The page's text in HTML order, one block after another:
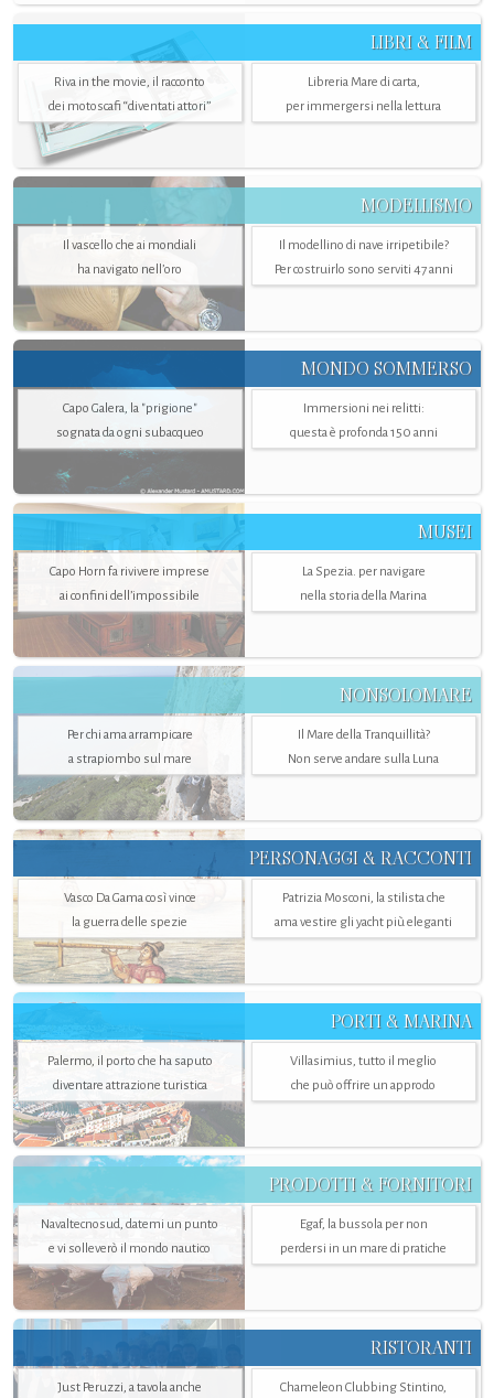
LIBRI & FILM
Riva in the movie, il racconto
dei motoscafi “diventati attori”
Libreria Mare di carta,
per immergersi nella lettura
MODELLISMO
Il vascello che ai mondiali
ha navigato nell’oro
Il modellino di nave irripetibile?
Per costruirlo sono serviti 47 anni
MONDO SOMMERSO
Capo Galera, la "prigione"
sognata da ogni subacqueo
Immersioni nei relitti:
questa è profonda 150 anni
MUSEI
Capo Horn fa rivivere imprese
ai confini dell’impossibile
La Spezia. per navigare
nella storia della Marina
NONSOLOMARE
Per chi ama arrampicare
a strapiombo sul mare
Il Mare della Tranquillità?
Non serve andare sulla Luna
PERSONAGGI & RACCONTI
Vasco Da Gama così vince
la guerra delle spezie
Patrizia Mosconi, la stilista che
ama vestire gli yacht più eleganti
PORTI & MARINA
Palermo, il porto che ha saputo
diventare attrazione turistica
Villasimius, tutto il meglio
che può offrire un approdo
PRODOTTI & FORNITORI
Navaltecnosud, datemi un punto
e vi solleverò il mondo nautico
Egaf, la bussola per non
perdersi in un mare di pratiche
RISTORANTI
Just Peruzzi, a tavola anche Chameleon Clubbing Stintino,